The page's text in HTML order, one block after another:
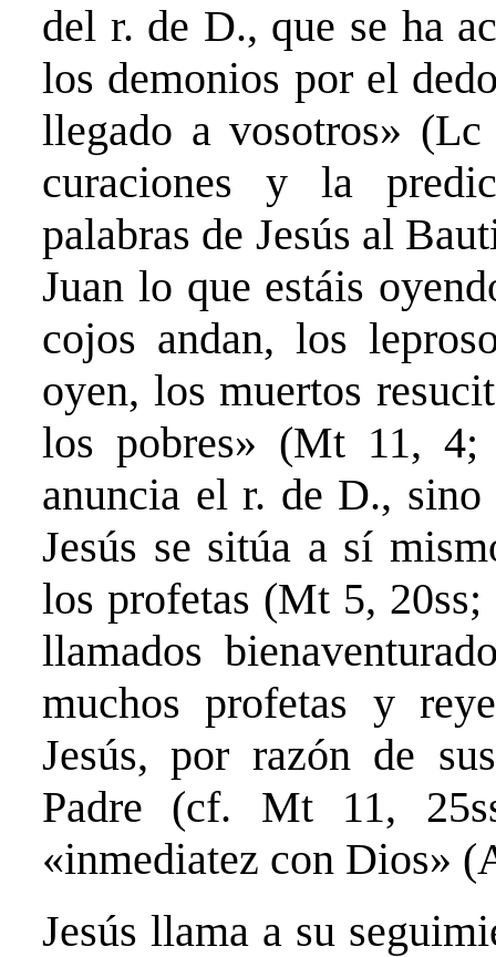
del r. de D., que se ha
los demonios por el
llegado a vosotros»
curaciones y la
palabras de Jesús al
Juan lo que estáis
cojos andan, los
oyen, los muertos
los pobres» (Mt 11,
anuncia el r. de D., sino
Jesús se sitúa a sí
los profetas (Mt 5,
llamados
muchos profetas y
Jesús, por razón de
Padre (cf. Mt 11,
«inmediatez con Dios»
Jesús llama a su